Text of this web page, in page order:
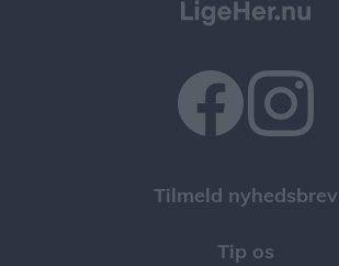
Tilmeld nyhedsbrev
Tip os